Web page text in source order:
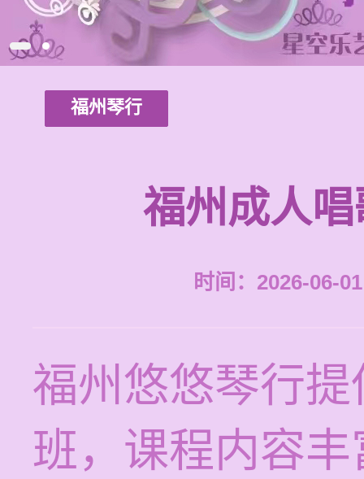
福州琴行
福州成人
时间：2026-06-
福州悠悠琴行
班，课程内容